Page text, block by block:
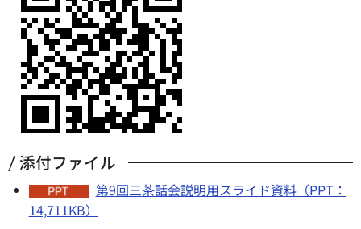
添付ファイル
第9回三茶話会説明用スライド資料（PPT：
14,711KB）